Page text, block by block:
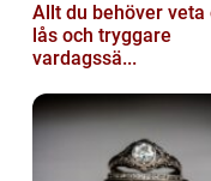
Allt du behöver veta
lås och tryggare
vardagssä...